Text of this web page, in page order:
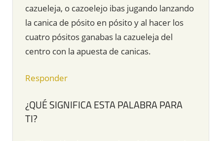
cazueleja, o cazoelejo ibas jugando lanzando
la canica de pósito en pósito y al hacer los
cuatro pósitos ganabas la cazueleja del
centro con la apuesta de canicas.
Responder
¿QUÉ SIGNIFICA ESTA PALABRA PARA
TI?